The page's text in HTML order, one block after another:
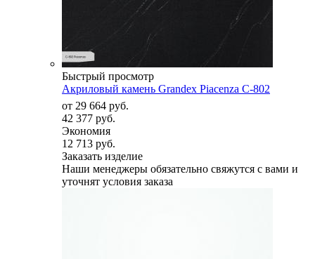
Быстрый просмотр
Акриловый камень Grandex Piacenza C-802
от 29 664 руб.
42 377 руб.
Экономия
12 713 руб.
Заказать изделие
Наши менеджеры обязательно свяжутся с вами и
уточнят условия заказа